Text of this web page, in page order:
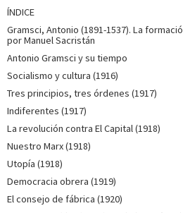
ÍNDICE
Gramsci, Antonio (1891-1537). La
por Manuel Sacristán
Antonio Gramsci y su tiempo
Socialismo y cultura (1916)
Tres principios, tres órdenes (1917)
Indiferentes (1917)
La revolución contra El Capital (1918)
Nuestro Marx (1918)
Utopía (1918)
Democracia obrera (1919)
El consejo de fábrica (1920)